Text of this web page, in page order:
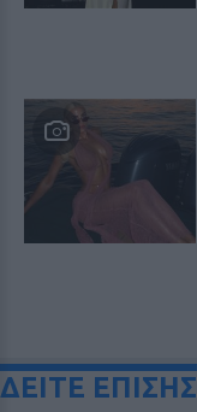
ΔΕΙΤΕ ΕΠΙΣΗΣ